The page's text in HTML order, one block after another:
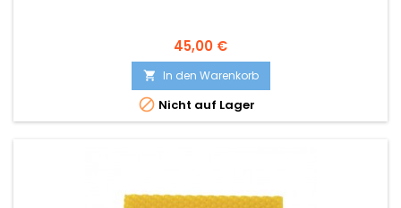
Preis
45,00 €
 In den Warenkorb
 Nicht auf Lager